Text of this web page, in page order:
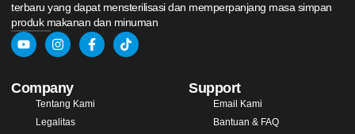
terbaru yang dapat mensterilisasi dan memperpanjang masa simpan
produk makanan dan minuman
Company
Tentang Kami
Legalitas
Support
Email Kami
Bantuan & FAQ